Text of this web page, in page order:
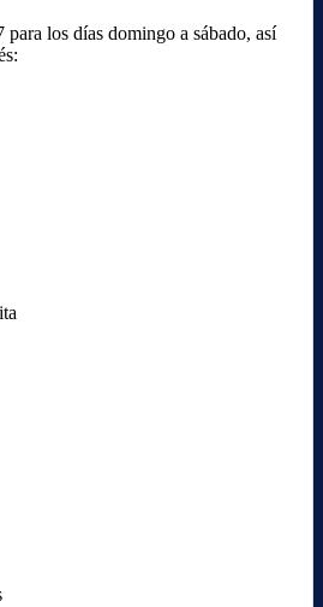
para los días domingo a sábado, así